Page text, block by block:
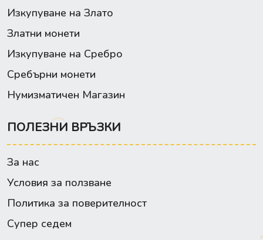
Изкупуване на Злато
Златни монети
Изкупуване на Сребро
Сребърни монети
Нумизматичен Магазин
ПОЛЕЗНИ ВРЪЗКИ
За нас
Условия за ползване
Политика за поверителност
Супер седем